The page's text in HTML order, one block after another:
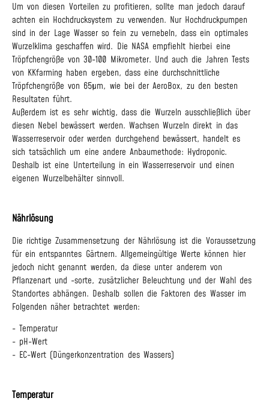
Um von diesen Vorteilen zu profitieren, sollte man jedoch darauf
achten ein Hochdrucksystem zu verwenden. Nur Hochdruckpumpen
sind in der Lage Wasser so fein zu vernebeln, dass ein optimales
Wurzelklima geschaffen wird. Die NASA empfiehlt hierbei eine
Tröpfchengröße von 30-100 Mikrometer. Und auch die Jahren Tests
von KKfarming haben ergeben, dass eine durchschnittliche
Tröpfchengröße von 65µm, wie bei der AeroBox, zu den besten
Resultaten führt.
Außerdem ist es sehr wichtig, dass die Wurzeln ausschließlich über
diesen Nebel bewässert werden. Wachsen Wurzeln direkt in das
Wasserreservoir oder werden durchgehend bewässert, handelt es
sich tatsächlich um eine andere Anbaumethode: Hydroponic.
Deshalb ist eine Unterteilung in ein Wasserreservoir und einen
eigenen Wurzelbehälter sinnvoll.
Nährlösung
Die richtige Zusammensetzung der Nährlösung ist die Voraussetzung
für ein entspanntes Gärtnern. Allgemeingültige Werte können hier
jedoch nicht genannt werden, da diese unter anderem von
Pflanzenart und -sorte, zusätzlicher Beleuchtung und der Wahl des
Standortes abhängen. Deshalb sollen die Faktoren des Wasser im
Folgenden näher betrachtet werden:
- Temperatur
- pH-Wert
- EC-Wert (Düngerkonzentration des Wassers)
Temperatur